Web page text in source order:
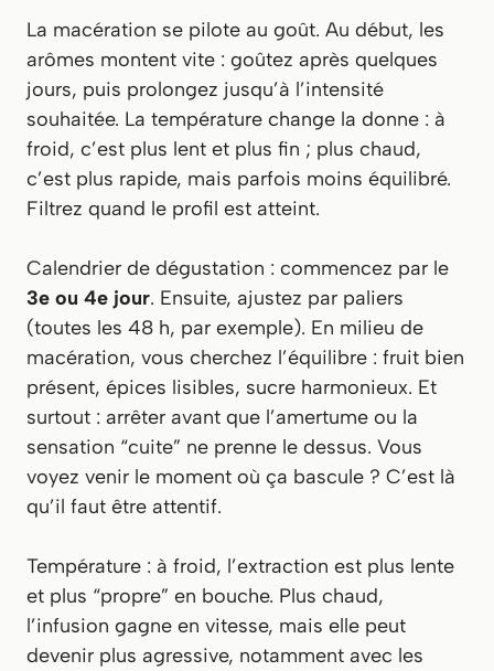
La macération se pilote au goût. Au début, les
arômes montent vite : goûtez après quelques
jours, puis prolongez jusqu’à l’intensité
souhaitée. La température change la donne : à
froid, c’est plus lent et plus fin ; plus chaud,
c’est plus rapide, mais parfois moins équilibré.
Filtrez quand le profil est atteint.
Calendrier de dégustation : commencez par le
3e ou 4e jour. Ensuite, ajustez par paliers
(toutes les 48 h, par exemple). En milieu de
macération, vous cherchez l’équilibre : fruit bien
présent, épices lisibles, sucre harmonieux. Et
surtout : arrêter avant que l’amertume ou la
sensation “cuite” ne prenne le dessus. Vous
voyez venir le moment où ça bascule ? C’est là
qu’il faut être attentif.
Température : à froid, l’extraction est plus lente
et plus “propre” en bouche. Plus chaud,
l’infusion gagne en vitesse, mais elle peut
devenir plus agressive, notamment avec les